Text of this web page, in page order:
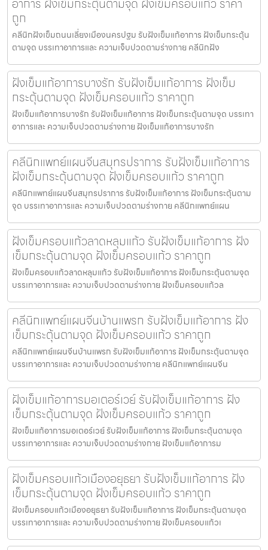
ถูก
คลีนิกฝังเข็มถนนเลี่ยงเมืองนครปฐม รับฝังเข็มแก้อาการ ฝังเข็มกระตุ้น
ตามจุด บรรเทาอาการและ ความเจ็บปวดตามร่างกาย คลีนิกฝัง
ฝังเข็มแก้อาการบางรัก รับฝังเข็มแก้อาการ ฝังเข็ม
กระตุ้นตามจุด ฝังเข็มครอบแก้ว ราคาถูก
ฝังเข็มแก้อาการบางรัก รับฝังเข็มแก้อาการ ฝังเข็มกระตุ้นตามจุด บรรเทา
อาการและ ความเจ็บปวดตามร่างกาย ฝังเข็มแก้อาการบางรัก
คลีนิกแพทย์แผนจีนสมุทรปราการ รับฝังเข็มแก้อาการ
ฝังเข็มกระตุ้นตามจุด ฝังเข็มครอบแก้ว ราคาถูก
คลีนิกแพทย์แผนจีนสมุทรปราการ รับฝังเข็มแก้อาการ ฝังเข็มกระตุ้นตาม
จุด บรรเทาอาการและ ความเจ็บปวดตามร่างกาย คลีนิกแพทย์แผน
ฝังเข็มครอบแก้วลาดหลุมแก้ว รับฝังเข็มแก้อาการ ฝัง
เข็มกระตุ้นตามจุด ฝังเข็มครอบแก้ว ราคาถูก
ฝังเข็มครอบแก้วลาดหลุมแก้ว รับฝังเข็มแก้อาการ ฝังเข็มกระตุ้นตามจุด
บรรเทาอาการและ ความเจ็บปวดตามร่างกาย ฝังเข็มครอบแก้วล
คลีนิกแพทย์แผนจีนบ้านแพรก รับฝังเข็มแก้อาการ ฝัง
เข็มกระตุ้นตามจุด ฝังเข็มครอบแก้ว ราคาถูก
คลีนิกแพทย์แผนจีนบ้านแพรก รับฝังเข็มแก้อาการ ฝังเข็มกระตุ้นตามจุด
บรรเทาอาการและ ความเจ็บปวดตามร่างกาย คลีนิกแพทย์แผนจีน
ฝังเข็มแก้อาการมอเตอร์เวย์ รับฝังเข็มแก้อาการ ฝัง
เข็มกระตุ้นตามจุด ฝังเข็มครอบแก้ว ราคาถูก
ฝังเข็มแก้อาการมอเตอร์เวย์ รับฝังเข็มแก้อาการ ฝังเข็มกระตุ้นตามจุด
บรรเทาอาการและ ความเจ็บปวดตามร่างกาย ฝังเข็มแก้อาการม
ฝังเข็มครอบแก้วเมืองอยุธยา รับฝังเข็มแก้อาการ ฝัง
เข็มกระตุ้นตามจุด ฝังเข็มครอบแก้ว ราคาถูก
ฝังเข็มครอบแก้วเมืองอยุธยา รับฝังเข็มแก้อาการ ฝังเข็มกระตุ้นตามจุด
บรรเทาอาการและ ความเจ็บปวดตามร่างกาย ฝังเข็มครอบแก้วเ